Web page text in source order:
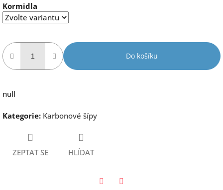
Kormidla
Do košíku
null
Kategorie: Karbonové šípy
ZEPTAT SE HLÍDAT